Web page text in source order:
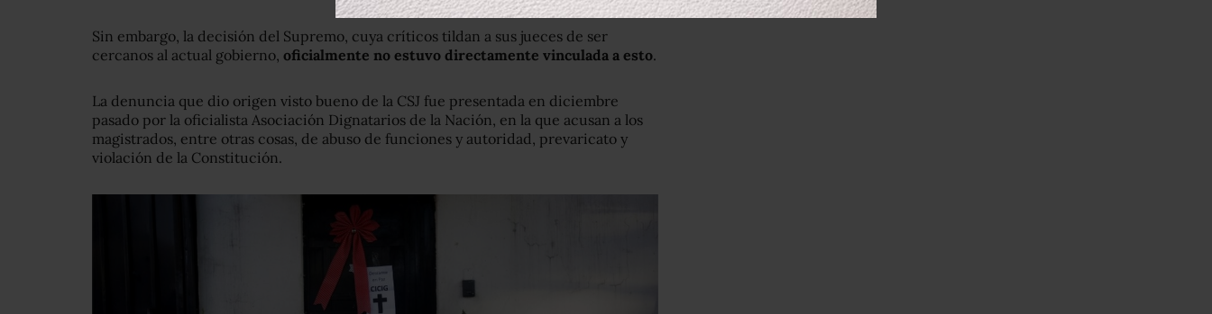
Sin embargo, la decisión del Supremo, cuya críticos tildan a sus jueces de ser
cercanos al actual gobierno, oficialmente no estuvo directamente vinculada a esto.
La denuncia que dio origen visto bueno de la CSJ fue presentada en diciembre
pasado por la oficialista Asociación Dignatarios de la Nación, en la que acusan a los
magistrados, entre otras cosas, de abuso de funciones y autoridad, prevaricato y
violación de la Constitución.